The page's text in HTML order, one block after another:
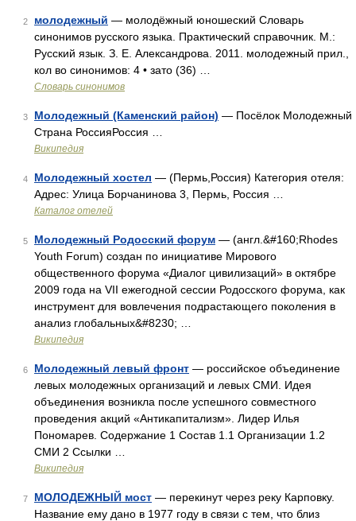
2 молодежный — молодёжный юношеский Словарь
синонимов русского языка. Практический справочник. М.:
Русский язык. З. Е. Александрова. 2011. молодежный прил.,
кол во синонимов: 4 • зато (36) …
Словарь синонимов
3 Молодежный (Каменский район) — Посёлок Молодежный
Страна РоссияРоссия …
Википедия
4 Молодежный хостел — (Пермь,Россия) Категория отеля:
Адрес: Улица Борчанинова 3, Пермь, Россия …
Каталог отелей
5 Молодежный Родосский форум — (англ.&#160;Rhodes
Youth Forum) создан по инициативе Мирового
общественного форума «Диалог цивилизаций» в октябре
2009 года на VII ежегодной сессии Родосского форума, как
инструмент для вовлечения подрастающего поколения в
анализ глобальных&#8230; …
Википедия
6 Молодежный левый фронт — российское объединение
левых молодежных организаций и левых СМИ. Идея
объединения возникла после успешного совместного
проведения акций «Антикапитализм». Лидер Илья
Пономарев. Содержание 1 Состав 1.1 Организации 1.2
СМИ 2 Ссылки …
Википедия
7 МОЛОДЕЖНЫЙ мост — перекинут через реку Карповку.
Название ему дано в 1977 году в связи с тем, что близ